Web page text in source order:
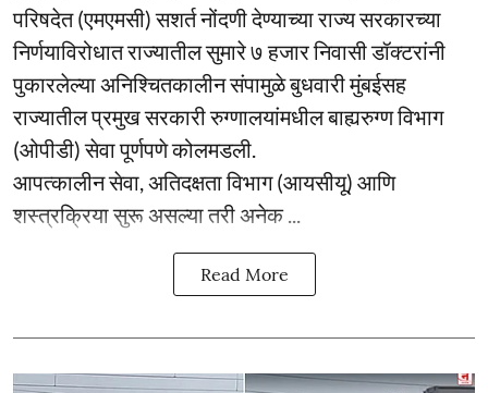
परिषदेत (एमएमसी) सशर्त नोंदणी देण्याच्या राज्य सरकारच्या
निर्णयाविरोधात राज्यातील सुमारे ७ हजार निवासी डॉक्टरांनी
पुकारलेल्या अनिश्चितकालीन संपामुळे बुधवारी मुंबईसह
राज्यातील प्रमुख सरकारी रुग्णालयांमधील बाह्यरुग्ण विभाग
(ओपीडी) सेवा पूर्णपणे कोलमडली.
आपत्कालीन सेवा, अतिदक्षता विभाग (आयसीयू) आणि
शस्त्रक्रिया सुरू असल्या तरी अनेक ...
Read More